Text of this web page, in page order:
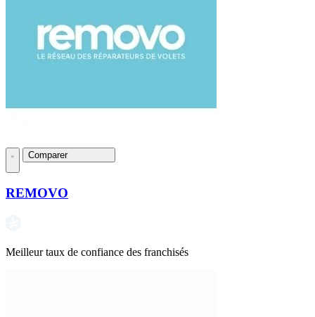
Comparer
REMOVO
Meilleur taux de confiance des franchisés